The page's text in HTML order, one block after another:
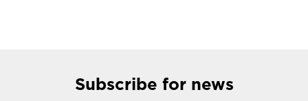
Subscribe for news